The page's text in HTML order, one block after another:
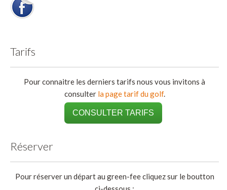
Tarifs
Pour connaitre les derniers tarifs nous vous invitons à
consulter la page tarif du golf.
CONSULTER TARIFS
Réserver
Pour réserver un départ au green-fee cliquez sur le boutton